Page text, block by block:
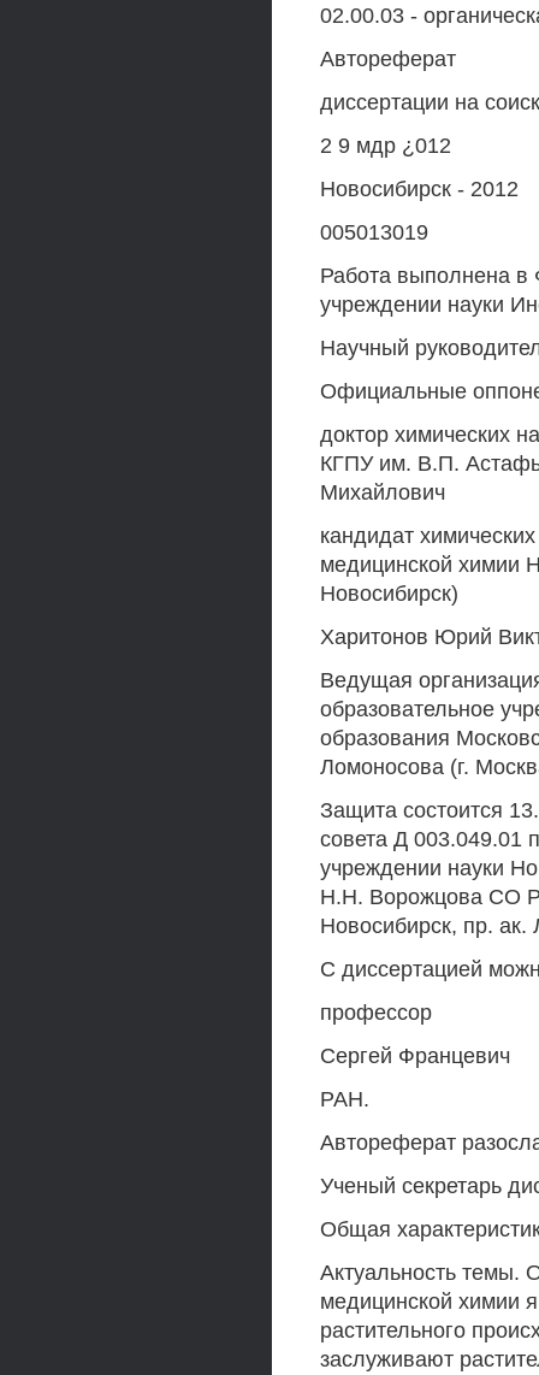
02.00.03 -
Автореферат
диссертации на
2 9 мдр ¿012
Новосибирск - 2012
005013019
Работа выполнена в
учреждении науки
Научный
Официальные
доктор химических
КГПУ им. В.П.
Михайлович
кандидат
медицинской
Новосибирск)
Харитонов Юрий
Ведущая
образовательное
образования
Ломоносова (г.
Защита состоится
совета Д 003.049.01
учреждении науки
H.H. Ворожцова СО
Новосибирск, пр. ак.
С диссертацией
профессор
Сергей Францевич
РАН.
Автореферат
Ученый секретарь
Общая
Актуальность темы.
медицинской химии
растительного
заслуживают